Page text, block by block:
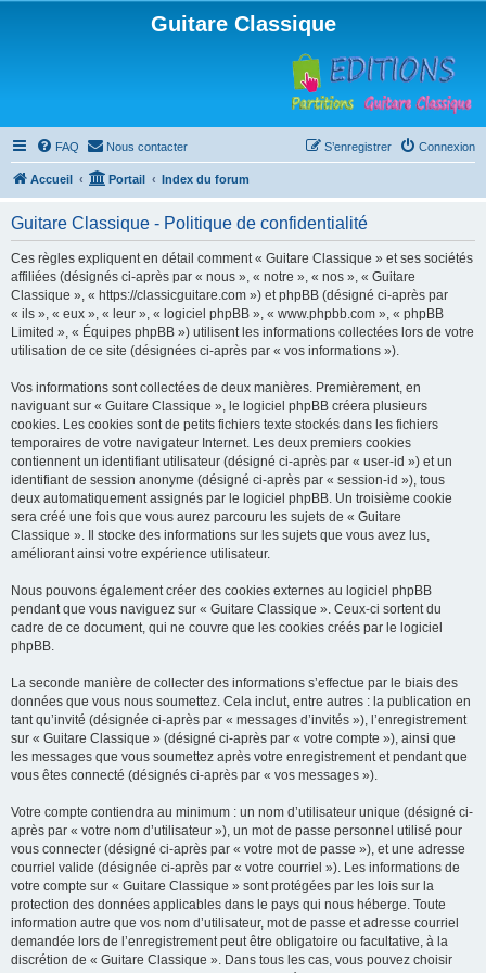
Guitare Classique
FAQ Nous contacter Connexion
S’enregistrer
Accueil Portail Index du forum
Guitare Classique - Politique de confidentialité
Ces règles expliquent en détail comment « Guitare Classique » et ses sociétés
affiliées (désignés ci-après par « nous », « notre », « nos », « Guitare
Classique », « https://classicguitare.com ») et phpBB (désigné ci-après par
« ils », « eux », « leur », « logiciel phpBB », « www.phpbb.com », « phpBB
Limited », « Équipes phpBB ») utilisent les informations collectées lors de votre
utilisation de ce site (désignées ci-après par « vos informations »).
Vos informations sont collectées de deux manières. Premièrement, en
naviguant sur « Guitare Classique », le logiciel phpBB créera plusieurs
cookies. Les cookies sont de petits fichiers texte stockés dans les fichiers
temporaires de votre navigateur Internet. Les deux premiers cookies
contiennent un identifiant utilisateur (désigné ci-après par « user-id ») et un
identifiant de session anonyme (désigné ci-après par « session-id »), tous
deux automatiquement assignés par le logiciel phpBB. Un troisième cookie
sera créé une fois que vous aurez parcouru les sujets de « Guitare
Classique ». Il stocke des informations sur les sujets que vous avez lus,
améliorant ainsi votre expérience utilisateur.
Nous pouvons également créer des cookies externes au logiciel phpBB
pendant que vous naviguez sur « Guitare Classique ». Ceux-ci sortent du
cadre de ce document, qui ne couvre que les cookies créés par le logiciel
phpBB.
La seconde manière de collecter des informations s’effectue par le biais des
données que vous nous soumettez. Cela inclut, entre autres : la publication en
tant qu’invité (désignée ci-après par « messages d’invités »), l’enregistrement
sur « Guitare Classique » (désigné ci-après par « votre compte »), ainsi que
les messages que vous soumettez après votre enregistrement et pendant que
vous êtes connecté (désignés ci-après par « vos messages »).
Votre compte contiendra au minimum : un nom d’utilisateur unique (désigné ci-
après par « votre nom d’utilisateur »), un mot de passe personnel utilisé pour
vous connecter (désigné ci-après par « votre mot de passe »), et une adresse
courriel valide (désignée ci-après par « votre courriel »). Les informations de
votre compte sur « Guitare Classique » sont protégées par les lois sur la
protection des données applicables dans le pays qui nous héberge. Toute
information autre que vos nom d’utilisateur, mot de passe et adresse courriel
demandée lors de l’enregistrement peut être obligatoire ou facultative, à la
discrétion de « Guitare Classique ». Dans tous les cas, vous pouvez choisir